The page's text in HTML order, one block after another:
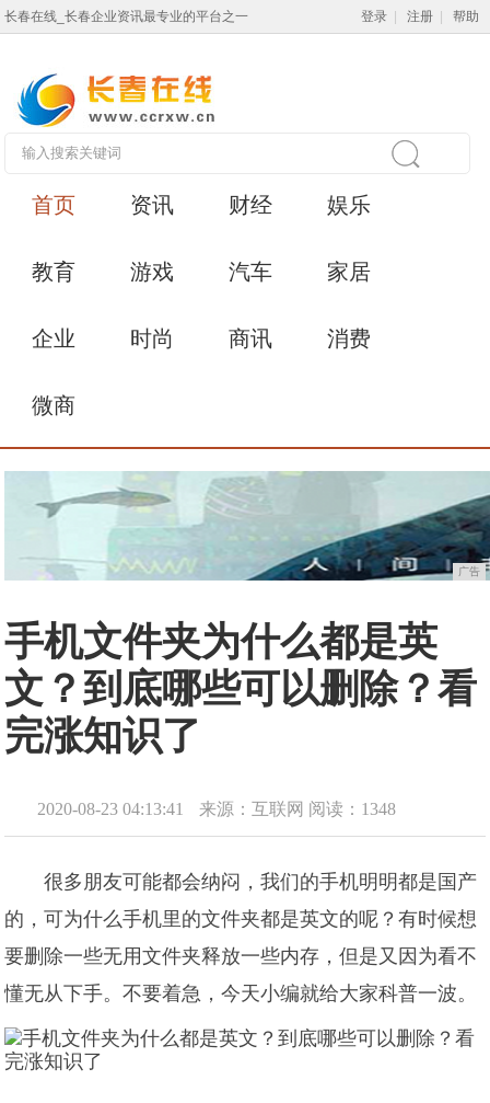
长春在线_长春企业资讯最专业的平台之一 登录 注册 帮助
首页 资讯 财经 娱乐
教育 游戏 汽车 家居
企业 时尚 商讯 消费
微商
广告
手机文件夹为什么都是英
文？到底哪些可以删除？看
完涨知识了
2020-08-23 04:13:41 来源：互联网 阅读：1348
很多朋友可能都会纳闷，我们的手机明明都是国产
的，可为什么手机里的文件夹都是英文的呢？有时候想
要删除一些无用文件夹释放一些内存，但是又因为看不
懂无从下手。不要着急，今天小编就给大家科普一波。